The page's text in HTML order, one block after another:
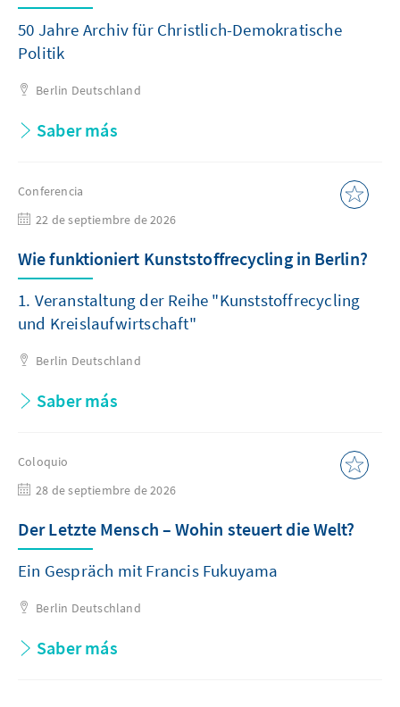
50 Jahre Archiv für Christlich-Demokratische
Politik
Berlin Deutschland
Saber más
Conferencia
22 de septiembre de 2026
Wie funktioniert Kunststoffrecycling in Berlin?
1. Veranstaltung der Reihe "Kunststoffrecycling
und Kreislaufwirtschaft"
Berlin Deutschland
Saber más
Coloquio
28 de septiembre de 2026
Der Letzte Mensch – Wohin steuert die Welt?
Ein Gespräch mit Francis Fukuyama
Berlin Deutschland
Saber más